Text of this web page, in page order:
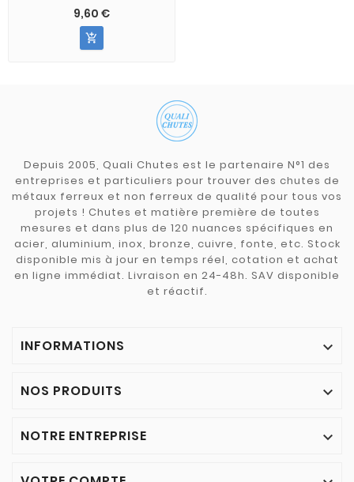
9,60 €

Depuis 2005, Quali Chutes est le partenaire N°1 des
entreprises et particuliers pour trouver des chutes de
métaux ferreux et non ferreux de qualité pour tous vos
projets ! Chutes et matière première de toutes
mesures et dans plus de 120 nuances spécifiques en
acier, aluminium, inox, bronze, cuivre, fonte, etc. Stock
disponible mis à jour en temps réel, cotation et achat
en ligne immédiat. Livraison en 24-48h. SAV disponible
et réactif.
INFORMATIONS 
NOS PRODUITS 
NOTRE ENTREPRISE 